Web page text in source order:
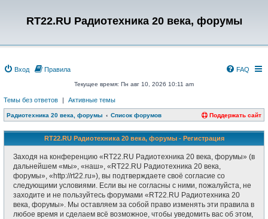
RT22.RU Радиотехника 20 века, форумы
Вход FAQ
Правила
Текущее время: Пн авг 10, 2026 10:11 am
Темы без ответов | Активные темы
Радиотехника 20 века, форумы Список форумов Поддержать сайт
RT22.RU Радиотехника 20 века, форумы - Регистрация
Заходя на конференцию «RT22.RU Радиотехника 20 века, форумы» (в
дальнейшем «мы», «наш», «RT22.RU Радиотехника 20 века,
форумы», «http://rt22.ru»), вы подтверждаете своё согласие со
следующими условиями. Если вы не согласны с ними, пожалуйста, не
заходите и не пользуйтесь форумами «RT22.RU Радиотехника 20
века, форумы». Мы оставляем за собой право изменять эти правила в
любое время и сделаем всё возможное, чтобы уведомить вас об этом,